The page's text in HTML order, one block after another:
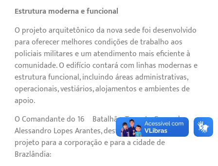
Estrutura moderna e funcional
O projeto arquitetônico da nova sede foi desenvolvido
para oferecer melhores condições de trabalho aos
policiais militares e um atendimento mais eficiente à
comunidade. O edifício contará com linhas modernas e
estrutura funcional, incluindo áreas administrativas,
operacionais, vestiários, alojamentos e ambientes de
apoio.
O Comandante do 16º Batalhão, Tenente-Coronel
Alessandro Lopes Arantes, destacou a relevância do
projeto para a corporação e para a cidade de
Brazlândia: